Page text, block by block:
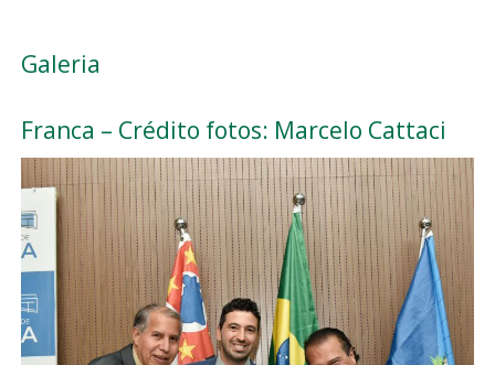
Galeria
Franca – Crédito fotos: Marcelo Cattaci